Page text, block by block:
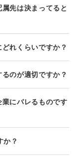
先は決まってると
れくらいですか？
のが適切ですか？
にバレるものです
か？